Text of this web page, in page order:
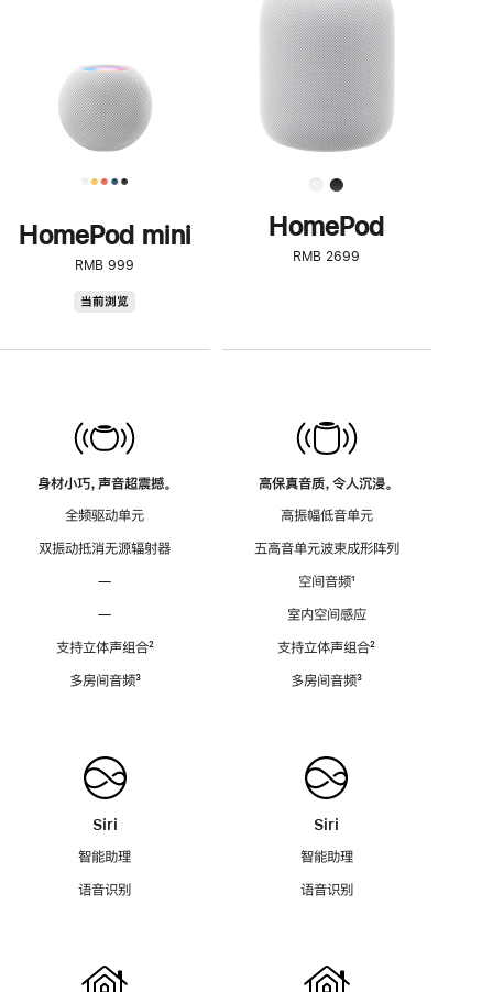
HomePod mini
RMB 999
当前浏览
身材小巧，声音超震撼。
全频驱动单元
双振动抵消无源辐射器
—
—
支持立体声组合脚
²
多房间音频脚
³
Siri
智能助理
语音识别
了
解
HomePod<
HomePod
RMB 2699
高保真音质，令人沉浸。
高振幅低音单元
五高音单元波束成形阵列
空间音频脚
¹
室内空间感应
支持立体声组合脚
²
多房间音频脚
³
Siri
智能助理
语音识别